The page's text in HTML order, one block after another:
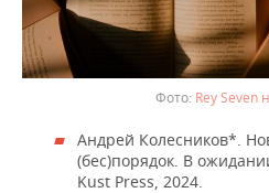
Rey Seven
Андрей Колесников*.
(бес)порядок. В
Kust Press, 2024.